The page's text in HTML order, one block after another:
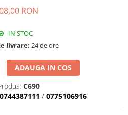
RON
IN STOC
livrare: 24 de ore
ADAUGA IN COS
C690
0744387111 / 0775106916